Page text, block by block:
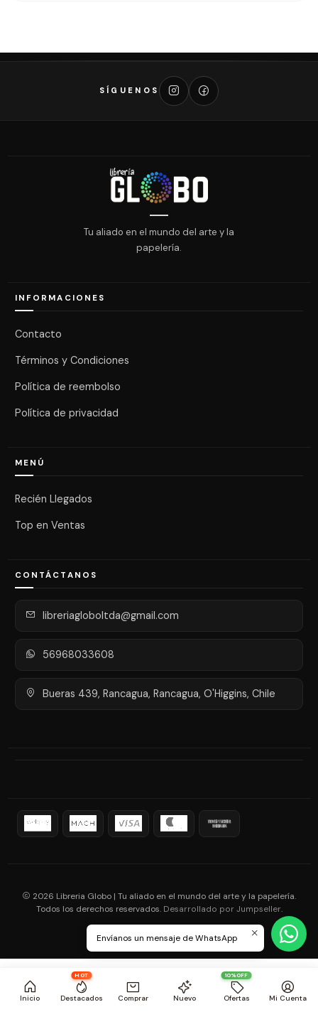
Inicio
HOT
Destacados Comprar Nuevo
10%OFF
Ofertas Mi Cuenta
SÍGUENOS
Tu aliado en el mundo del arte y la
papelería.
INFORMACIONES
Contacto
Términos y Condiciones
Política de reembolso
Política de privacidad
MENÚ
Recién Llegados
Top en Ventas
CONTÁCTANOS
libreriagloboltda@gmail.com
56968033608
Bueras 439, Rancagua, Rancagua, O'Higgins, Chile
2026 Libreria Globo | Tu aliado en el mundo del arte y la papelería.
Todos los derechos reservados. Desarrollado por Jumpseller.
Envíanos un mensaje de WhatsApp